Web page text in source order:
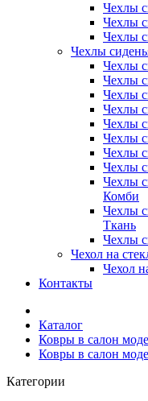
Чехлы
Чехлы
Чехлы
Чехлы
Чехлы
Чехлы
Чехлы
Чехлы
Чехлы
Чехлы
Чехлы
Чехлы
Чехлы
Комби
Чехлы
Ткань
Чехлы
Чехол на
Чехол
Контакты
Каталог
Ковры в салон
Ковры в салон
Категории